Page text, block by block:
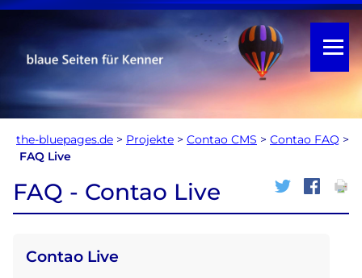
the-bluepages.de > Projekte > Contao CMS > Contao FAQ >
FAQ Live
FAQ - Contao Live
Contao Live